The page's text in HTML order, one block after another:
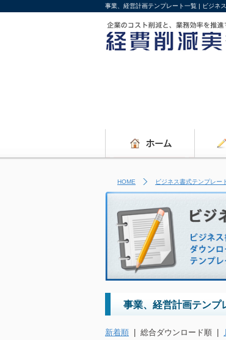
事業、経営計画テンプレート一覧 | ビジネ
HOME ビジネス書式テンプレー
事業、経営計画テンプ
新着順 | 総合ダウンロード順 |